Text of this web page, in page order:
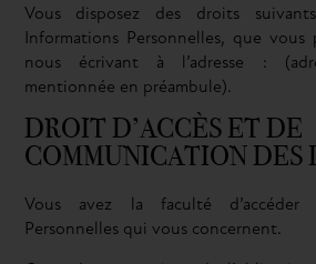
Vous disposez des droits
Informations Personnelles, que vous
nous écrivant à l’adresse :
mentionnée en préambule).
DROIT D’ACCÈS ET DE
COMMUNICATION DES
Vous avez la faculté d’accéder
Personnelles qui vous concernent.